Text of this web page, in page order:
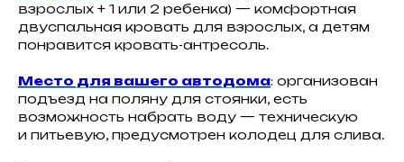
взрослых + 1 или 2 ребенка) — комфортная
двуспальная кровать для взрослых, а детям
понравится кровать-антресоль.
Место для вашего автодома: организован
подъезд на поляну для стоянки, есть
возможность набрать воду — техническую
и питьевую, предусмотрен колодец для слива.
Дома с изображениями
легендарных музыкантов
2 взрослых + 1 ребенок
Авторские муралы
на фасадах, изображения
и книги музыкантов